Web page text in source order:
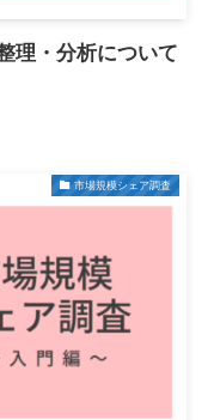
理・分析について
市場規模シェア調査